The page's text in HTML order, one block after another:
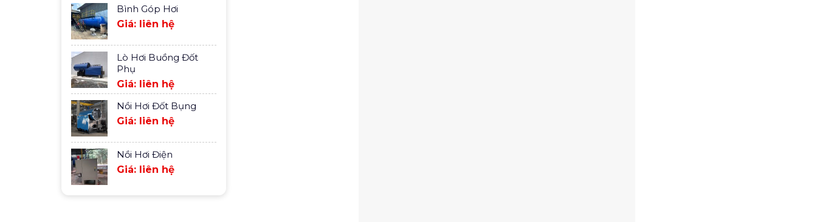
Bình Góp Hơi
Giá: liên hệ
Lò Hơi Buồng Đốt
Phụ
Giá: liên hệ
Nồi Hơi Đốt Bụng
Giá: liên hệ
Nồi Hơi Điện
Giá: liên hệ